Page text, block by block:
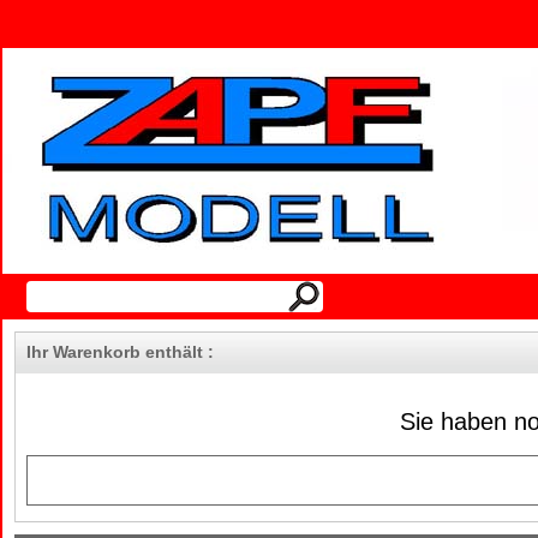
Ihr Warenkorb enthält :
Sie haben